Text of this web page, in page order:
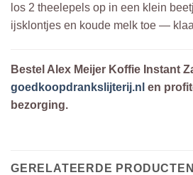
los 2 theelepels op in een klein
ijsklontjes en koude melk toe —
Bestel Alex Meijer Koffie Instant
goedkoopdrankslijterij.nl en
bezorging.
GERELATEERDE PRODUCTEN